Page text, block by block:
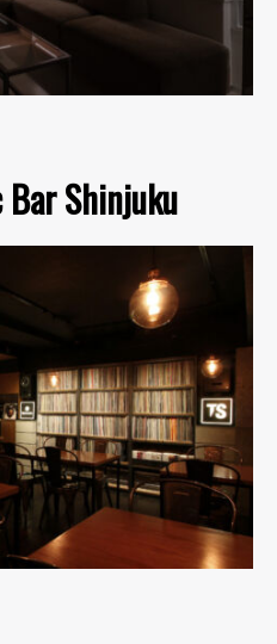
Shinjuku